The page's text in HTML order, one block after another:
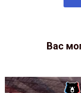
Вас